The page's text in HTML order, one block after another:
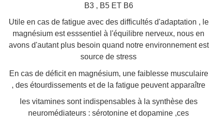
B3 , B5 ET B6
Utile en cas de fatigue avec des difficultés d'adaptation , le
magnésium est esssentiel à l'équilibre nerveux, nous en
avons d'autant plus besoin quand notre environnement est
source de stress
En cas de déficit en magnésium, une faiblesse musculaire
, des étourdissements et de la fatigue peuvent apparaître
les vitamines sont indispensables à la synthèse des
neuromédiateurs : sérotonine et dopamine ,ces